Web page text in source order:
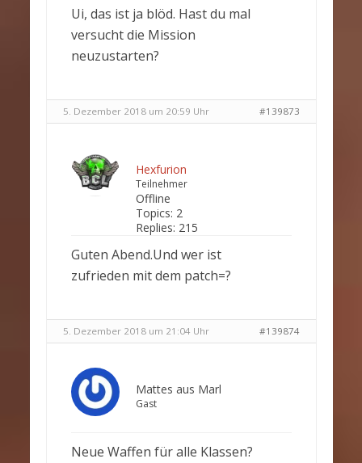
Ui, das ist ja blöd. Hast du mal
versucht die Mission
neuzustarten?
5. Dezember 2018 um 20:59 Uhr #139873
Hexfurion
Teilnehmer
Offline
Topics: 2
Replies: 215
Guten Abend.Und wer ist
zufrieden mit dem patch=?
5. Dezember 2018 um 21:04 Uhr #139874
Mattes aus Marl
Gast
Neue Waffen für alle Klassen?